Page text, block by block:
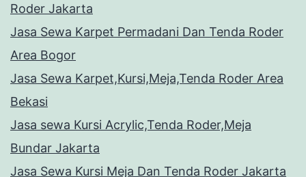
Roder Jakarta
Jasa Sewa Karpet Permadani Dan Tenda Roder
Area Bogor
Jasa Sewa Karpet,Kursi,Meja,Tenda Roder Area
Bekasi
Jasa sewa Kursi Acrylic,Tenda Roder,Meja
Bundar Jakarta
Jasa Sewa Kursi Meja Dan Tenda Roder Jakarta